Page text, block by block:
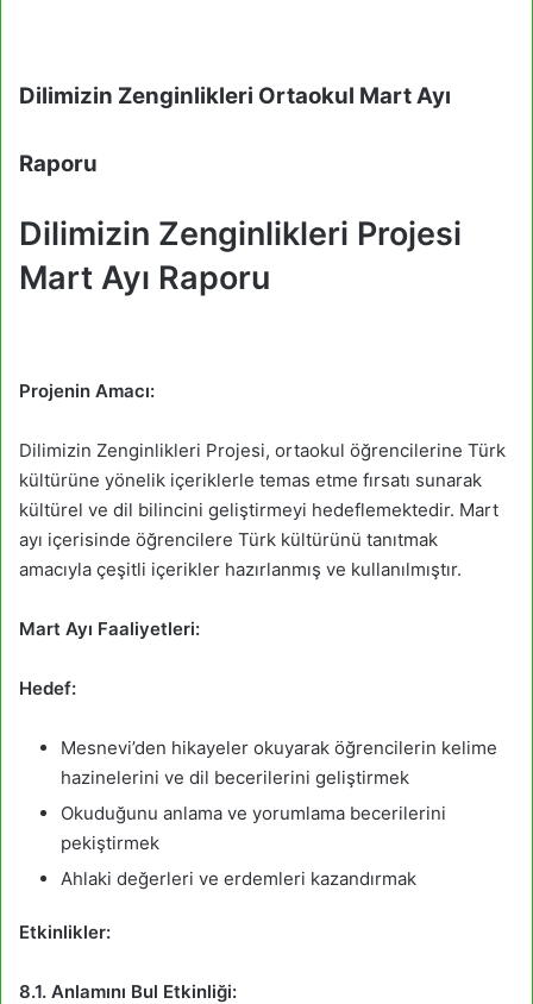
Dilimizin Zenginlikleri Ortaokul Mart Ayı
Raporu
Dilimizin Zenginlikleri Projesi
Mart Ayı Raporu
Projenin Amacı:
Dilimizin Zenginlikleri Projesi, ortaokul öğrencilerine Türk
kültürüne yönelik içeriklerle temas etme fırsatı sunarak
kültürel ve dil bilincini geliştirmeyi hedeflemektedir. Mart
ayı içerisinde öğrencilere Türk kültürünü tanıtmak
amacıyla çeşitli içerikler hazırlanmış ve kullanılmıştır.
Mart Ayı Faaliyetleri:
Hedef:
Mesnevi’den hikayeler okuyarak öğrencilerin kelime
hazinelerini ve dil becerilerini geliştirmek
Okuduğunu anlama ve yorumlama becerilerini
pekiştirmek
Ahlaki değerleri ve erdemleri kazandırmak
Etkinlikler:
8.1. Anlamını Bul Etkinliği: